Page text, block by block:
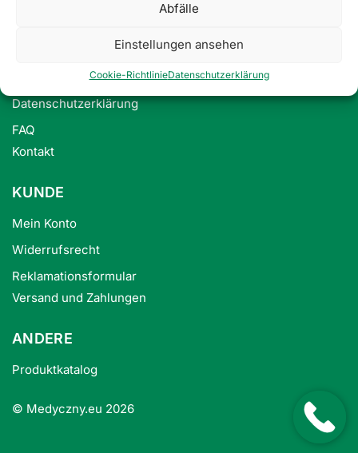
Abfälle
Einstellungen ansehen
Cookie-RichtlinieDatenschutzerklärung
Datenschutzerklärung
FAQ
Kontakt
KUNDE
Mein Konto
Widerrufsrecht
Reklamationsformular
Versand und Zahlungen
ANDERE
Produktkatalog
© Medyczny.eu 2026